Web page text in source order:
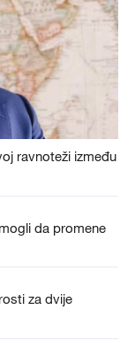
ravnoteži između
da promene
za dvije